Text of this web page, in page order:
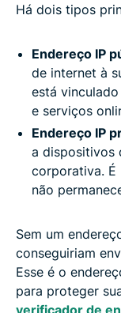
Há dois tipos
Endereço IP
de internet à
está
e serviços
Endereço IP
a dispositivos
corporativa. É
não
Sem um
conseguiriam
Esse é o
para proteger
verificador de